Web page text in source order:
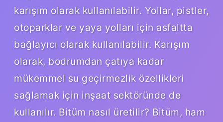
karışım olarak kullanılabilir. Yollar, pistler,
otoparklar ve yaya yolları için asfaltta
bağlayıcı olarak kullanılabilir. Karışım
olarak, bodrumdan çatıya kadar
mükemmel su geçirmezlik özellikleri
sağlamak için inşaat sektöründe de
kullanılır. Bitüm nasıl üretilir? Bitüm, ham